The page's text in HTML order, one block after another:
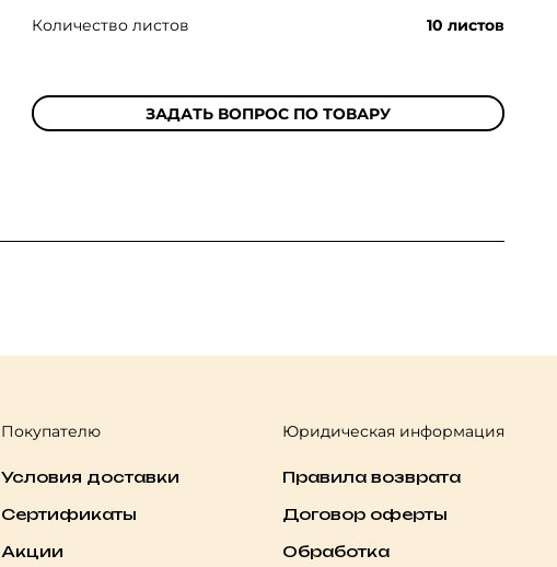
Количество листов 10 листов
ЗАДАТЬ ВОПРОС ПО ТОВАРУ
Покупателю
Условия доставки
Сертификаты
Акции
Юридическая информация
Правила возврата
Договор оферты
Обработка